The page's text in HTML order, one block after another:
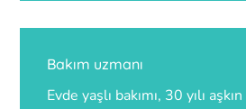
Bakım uzmanı
Evde yaşlı bakımı, 30 yılı